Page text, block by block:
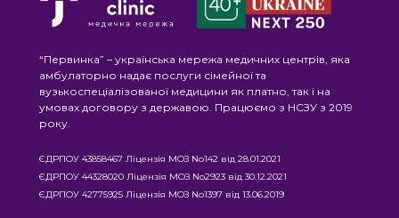
“Первинка” – українська мережа медичних центрів, яка
амбулаторно надає послуги сімейної та
вузькоспеціалізованої медицини як платно, так і на
умовах договору з державою. Працюємо з НСЗУ з 2019
року.
ЄДРПОУ 43858467 Ліцензія МОЗ No142 від 28.01.2021
ЄДРПОУ 44328020 Ліцензія МОЗ No2923 від 30.12.2021
ЄДРПОУ 42775925 Ліцензія МОЗ No1397 від 13.06.2019